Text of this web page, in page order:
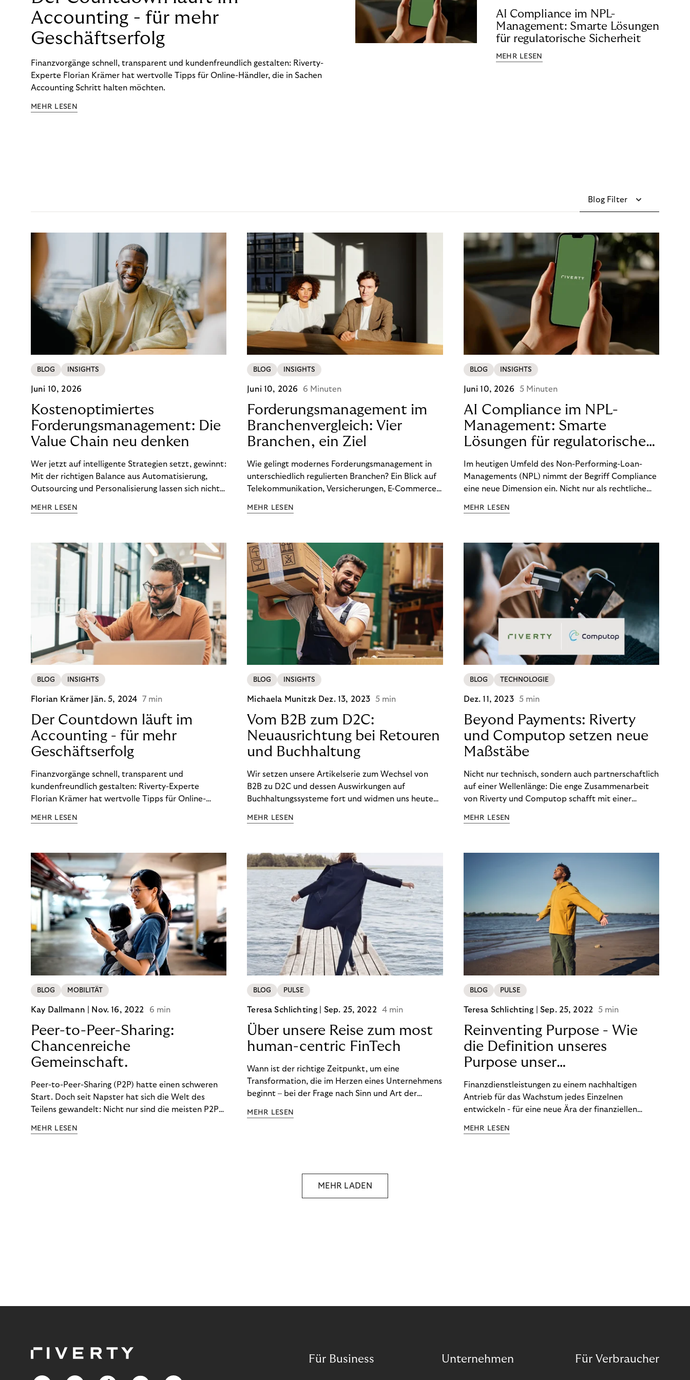
Accounting - für mehr
Geschäftserfolg
Finanzvorgänge schnell, transparent und kundenfreundlich gestalten: Riverty-
Experte Florian Krämer hat wertvolle Tipps für Online-Händler, die in Sachen
Accounting Schritt halten möchten.
MEHR LESEN
AI Compliance im NPL-
Management: Smarte Lösungen
für regulatorische Sicherheit
MEHR LESEN
Blog Filter
BLOG INSIGHTS
Juni 10, 2026
Kostenoptimiertes
Forderungsmanagement: Die
Value Chain neu denken
Wer jetzt auf intelligente Strategien setzt, gewinnt:
Mit der richtigen Balance aus Automatisierung,
Outsourcing und Personalisierung lassen sich nicht
Ergebnisse sichern. Riverty zeigt, wie Recovery-
MEHR LESEN
BLOG INSIGHTS
Juni 10, 2026 6 Minuten
Forderungsmanagement im
Branchenvergleich: Vier
Branchen, ein Ziel
Wie gelingt modernes Forderungsmanagement in
unterschiedlich regulierten Branchen? Ein Blick auf
Telekommunikation, Versicherungen, E-Commerce
wirksam reduzieren will, braucht keine
MEHR LESEN
BLOG INSIGHTS
Juni 10, 2026 5 Minuten
AI Compliance im NPL-
Management: Smarte
Lösungen für regulatorische
Sicherheit
Im heutigen Umfeld des Non-Performing-Loan-
Managements (NPL) nimmt der Begriff Compliance
eine neue Dimension ein. Nicht nur als rechtliche
Wettbewerbsvorteil. In einem Umfeld steigender
(DSGVO) – geraten viele Unternehmen an die
Grenzen traditioneller Compliance-Mechanismen.
MEHR LESEN
BLOG INSIGHTS
Florian Krämer Jän. 5, 2024 7 min
Der Countdown läuft im
Accounting - für mehr
Geschäftserfolg
Finanzvorgänge schnell, transparent und
kundenfreundlich gestalten: Riverty-Experte
Florian Krämer hat wertvolle Tipps für Online-
möchten.
MEHR LESEN
BLOG INSIGHTS
Michaela Munitzk Dez. 13, 2023 5 min
Vom B2B zum D2C:
Neuausrichtung bei Retouren
und Buchhaltung
Wir setzen unsere Artikelserie zum Wechsel von
B2B zu D2C und dessen Auswirkungen auf
Buchhaltungssysteme fort und widmen uns heute
im D2C-Bereich.
MEHR LESEN
BLOG TECHNOLOGIE
Dez. 11, 2023 5 min
Beyond Payments: Riverty
und Computop setzen neue
Maßstäbe
Nicht nur technisch, sondern auch partnerschaftlich
auf einer Wellenlänge: Die enge Zusammenarbeit
von Riverty und Computop schafft mit einer
Zahlungsabwicklung echte Mehrwerte für Händler.
MEHR LESEN
BLOG MOBILITÄT
Kay Dallmann | Nov. 16, 2022 6 min
Peer-to-Peer-Sharing:
Chancenreiche
Gemeinschaft.
Peer-to-Peer-Sharing (P2P) hatte einen schweren
Start. Doch seit Napster hat sich die Welt des
Teilens gewandelt: Nicht nur sind die meisten P2P-
wird, hat sich geändert. Das bietet Unternehmen
MEHR LESEN
BLOG PULSE
Teresa Schlichting | Sep. 25, 2022 4 min
Über unsere Reise zum most
human-centric FinTech
Wann ist der richtige Zeitpunkt, um eine
Transformation, die im Herzen eines Unternehmens
beginnt – bei der Frage nach Sinn und Art der
kommuniziert man ein Ziel, das so ganzheitlich ist,
MEHR LESEN
BLOG PULSE
Teresa Schlichting |Sep. 25, 2022 5 min
Reinventing Purpose - Wie
die Definition unseres
Purpose unser
Transformation beeinflusst
hat!
Finanzdienstleistungen zu einem nachhaltigen
Antrieb für das Wachstum jedes Einzelnen
entwickeln - für eine neue Ära der finanziellen
Startpunkt unserer Transformation. Lesen Sie mehr
MEHR LESEN
MEHR LADEN
Für Business Unternehmen Für Verbraucher